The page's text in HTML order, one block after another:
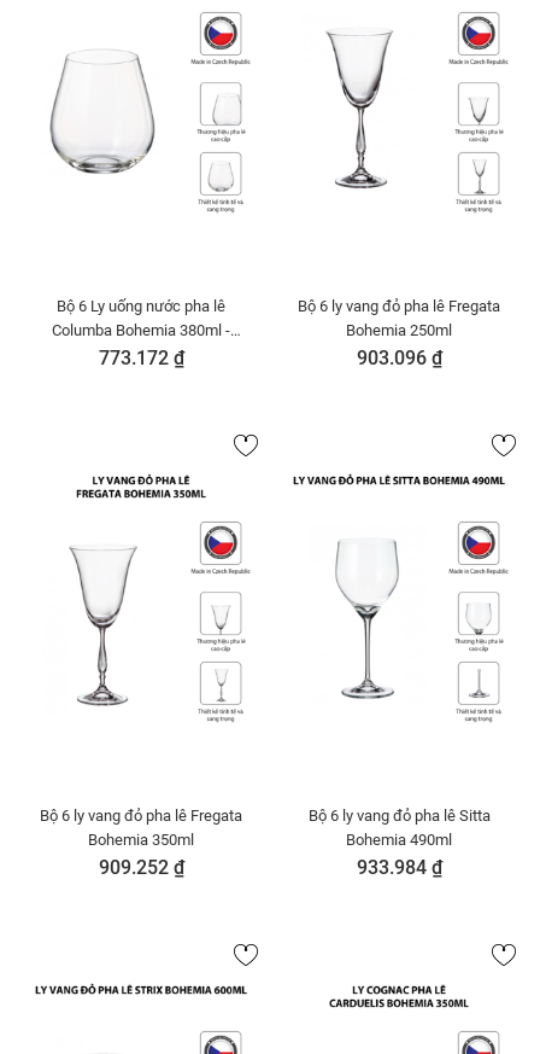
Bộ 6 Ly uống nước pha lê
Columba Bohemia 380ml -
91E.2SF78.380-B
773.172 ₫
Bộ 6 ly vang đỏ pha lê Fregata
Bohemia 250ml
903.096 ₫
Bộ 6 ly vang đỏ pha lê Fregata
Bohemia 350ml
909.252 ₫
Bộ 6 ly vang đỏ pha lê Sitta
Bohemia 490ml
933.984 ₫